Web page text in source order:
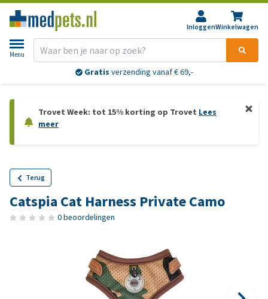
InloggenWinkelwagen
Menu
Gratis verzending vanaf € 69,-
Trovet Week: tot 15% korting op Trovet Lees
meer
Terug
Catspia Cat Harness Private Camo
0 beoordelingen